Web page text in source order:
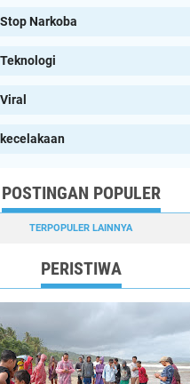
Stop Narkoba
Teknologi
Viral
kecelakaan
POSTINGAN POPULER
TERPOPULER LAINNYA
PERISTIWA